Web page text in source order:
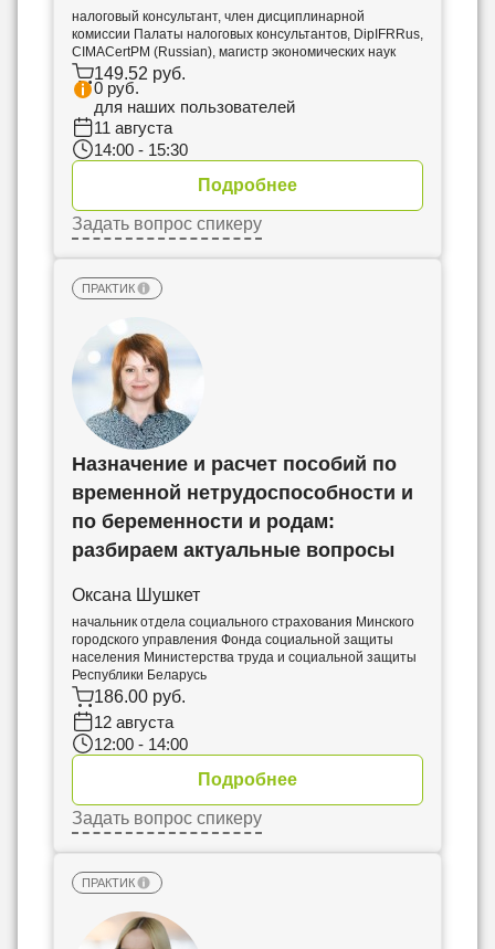
налоговый консультант, член дисциплинарной
комиссии Палаты налоговых консультантов, DipIFRRus,
CIMACertPM (Russian), магистр экономических наук
149.52 руб.
0 руб.
для наших пользователей
11 августа
14:00 - 15:30
Подробнее
Задать вопрос спикеру
ПРАКТИК
Назначение и расчет пособий по
временной нетрудоспособности и
по беременности и родам:
разбираем актуальные вопросы
Оксана Шушкет
начальник отдела социального страхования Минского
городского управления Фонда социальной защиты
населения Министерства труда и социальной защиты
Республики Беларусь
186.00 руб.
12 августа
12:00 - 14:00
Подробнее
Задать вопрос спикеру
ПРАКТИК